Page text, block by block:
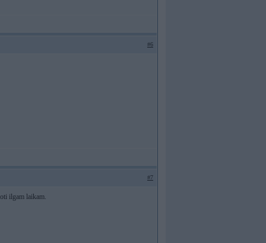
#6
#7
ilgam laikam.